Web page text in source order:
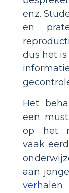
enz.
en
dus het
Het
een
op het
vaak
aan